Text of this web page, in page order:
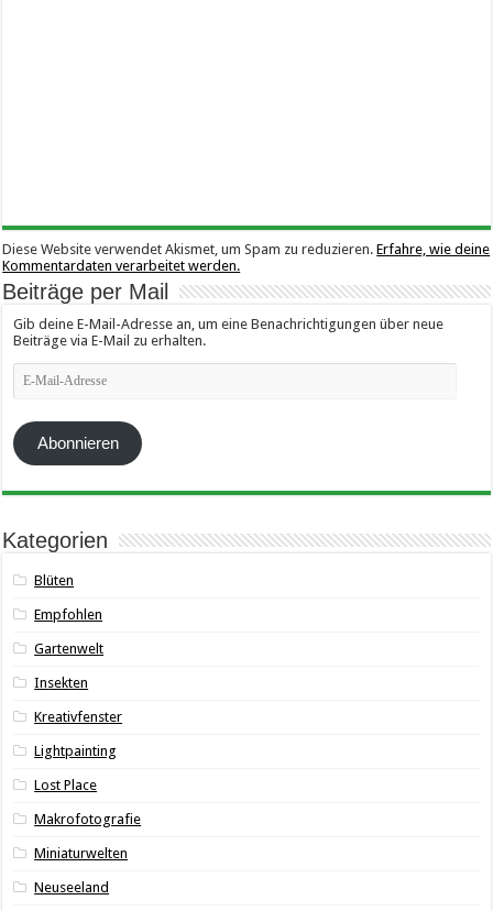
Diese Website verwendet Akismet, um Spam zu reduzieren.Erfahre, wie deine
Kommentardaten verarbeitet werden.
Beiträge per Mail
Gib deine E-Mail-Adresse an, um eine Benachrichtigungen über neue
Beiträge via E-Mail zu erhalten.
E-
Mail-
Abonnieren
Kategorien
Blüten
Empfohlen
Gartenwelt
Insekten
Kreativfenster
Lightpainting
Lost Place
Makrofotografie
Miniaturwelten
Neuseeland